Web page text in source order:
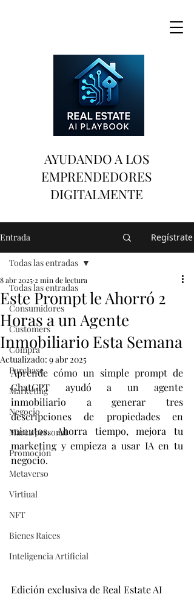
AYUDANDO A LOS
EMPRENDEDORES
DIGITALMENTE
Entrada Regístrate
Todas las entradas
Consumidores
Customers
Compra
Purchase
Marketing
Negocio
Marca personal
Promoción
Metaverso
Virtiual
NFT
Bienes Raices
Inteligencia Artificial
Todas las entradas
Este Prompt le Ahorró 2
Horas a un Agente
Inmobiliario Esta Semana
8 abr 2025 2 min de lectura
Actualizado: 9 abr 2025
Aprende cómo un simple prompt de
ChatGPT ayudó a un agente
inmobiliario a generar tres
descripciones de propiedades en
minutos. Ahorra tiempo, mejora tu
marketing y empieza a usar IA en tu
negocio.
Edición exclusiva de Real Estate AI